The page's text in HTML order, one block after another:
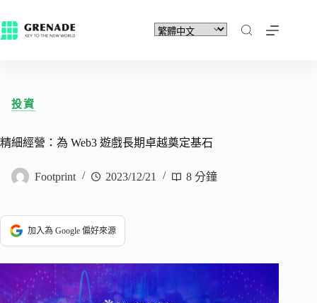
投資
精細經營：為 Web3 遊戲長期卓越奠定基石
Footprint 2023/12/21 8 分鐘
加入為 Google 偏好來源